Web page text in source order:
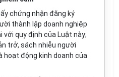
chứng nhận đăng ký
thành lập doanh nghiệp
quy định của Luật này;
trở, sách nhiễu người
hoạt động kinh doanh của